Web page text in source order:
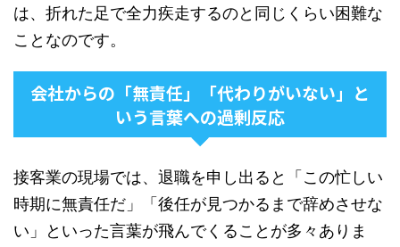
は、折れた足で全力疾走するのと同じくらい困難な
ことなのです。
会社からの「無責任」「代わりがいない」と
いう言葉への過剰反応
接客業の現場では、退職を申し出ると「この忙しい
時期に無責任だ」「後任が見つかるまで辞めさせな
い」といった言葉が飛んでくることが多々ありま